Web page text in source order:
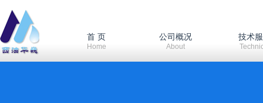
首 页
Home
公司概况
About
技术